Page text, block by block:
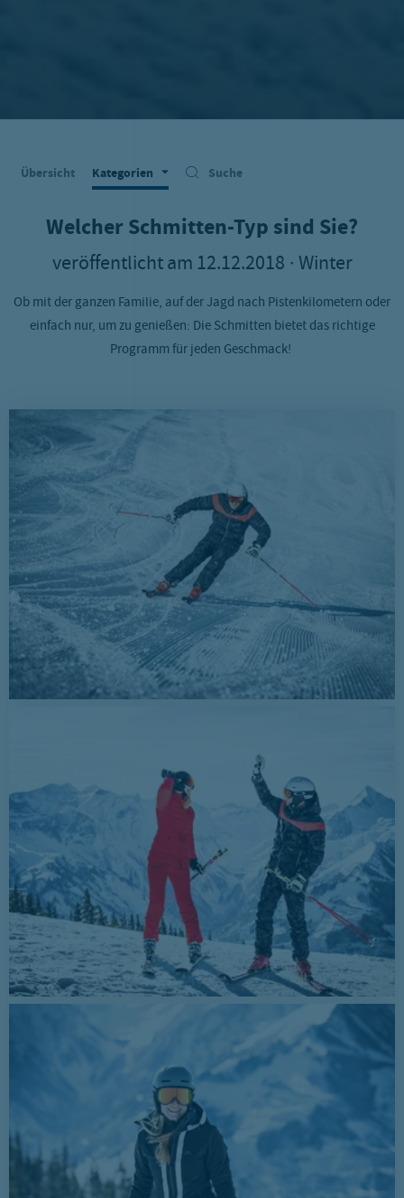
Übersicht Kategorien Suche
Welcher Schmitten-Typ sind Sie?
veröffentlicht am 12.12.2018 · Winter
Ob mit der ganzen Familie, auf der Jagd nach Pistenkilometern oder
einfach nur, um zu genießen: Die Schmitten bietet das richtige
Programm für jeden Geschmack!